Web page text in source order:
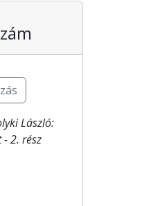
László:
- 2. rész